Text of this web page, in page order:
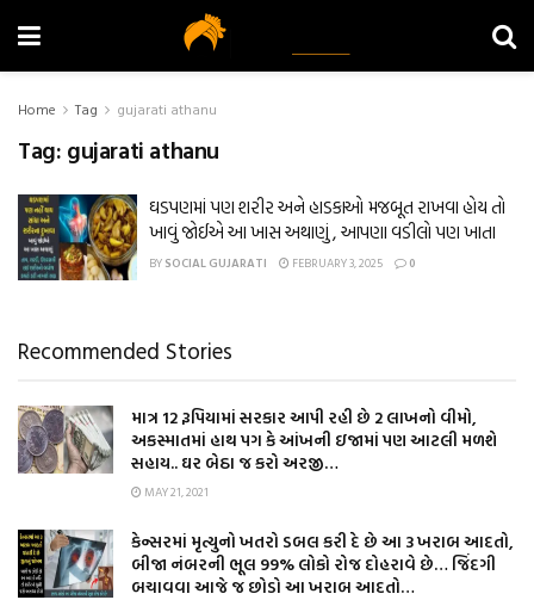
Home Tag gujarati athanu
Tag: gujarati athanu
ઘડપણમાં પણ શરીર અને હાડકાઓ મજબૂત રાખવા હોય તો
ખાવું જોઈએ આ ખાસ અથાણું , આપણા વડીલો પણ ખાતા
BY SOCIAL GUJARATI FEBRUARY 3, 2025 0
Recommended Stories
માત્ર 12 રૂપિયામાં સરકાર આપી રહી છે 2 લાખનો વીમો,
અકસ્માતમાં હાથ પગ કે આંખની ઇજામાં પણ આટલી મળશે
સહાય.. ઘર બેઠા જ કરો અરજી…
MAY 21, 2021
કેન્સરમાં મૃત્યુનો ખતરો ડબલ કરી દે છે આ 3 ખરાબ આદતો,
બીજા નંબરની ભૂલ 99% લોકો રોજ દોહરાવે છે… જિંદગી
બચાવવા આજે જ છોડો આ ખરાબ આદતો…